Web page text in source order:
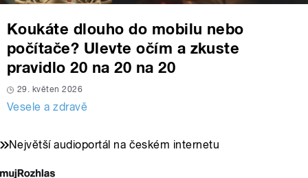
Koukáte dlouho do mobilu nebo
počítače? Ulevte očím a zkuste
pravidlo 20 na 20 na 20
29. květen 2026
Vesele a zdravě
Největší audioportál na českém internetu